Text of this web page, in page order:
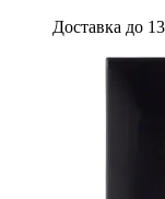
Доставка до